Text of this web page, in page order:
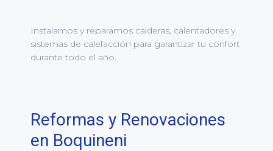
Instalamos y reparamos calderas, calentadores y
sistemas de calefacción para garantizar tu confort
durante todo el año.
Reformas y Renovaciones
en Boquineni